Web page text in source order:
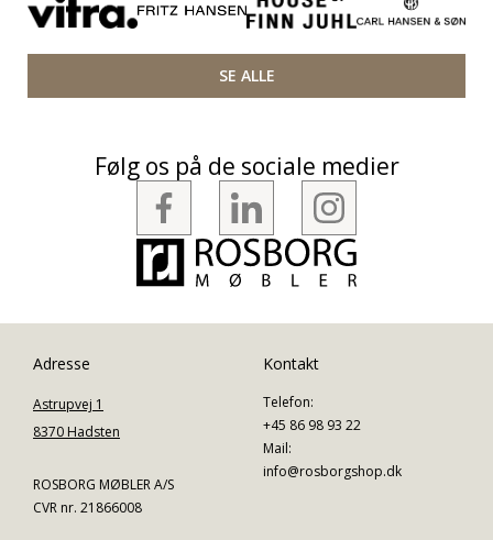
SE ALLE
Følg os på de sociale medier
Adresse
Astrupvej 1
8370 Hadsten
ROSBORG MØBLER A/S
CVR nr. 21866008
Kontakt
Telefon:
+45 86 98 93 22
Mail:
info@rosborgshop.dk